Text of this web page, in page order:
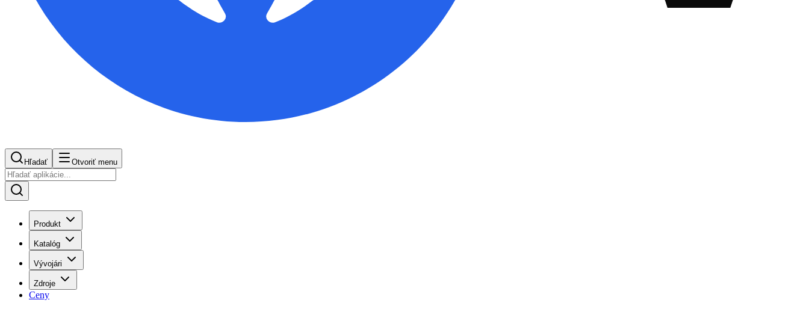
Hľadať Otvoriť menu
Produkt
Katalóg
Vývojári
Zdroje
Ceny